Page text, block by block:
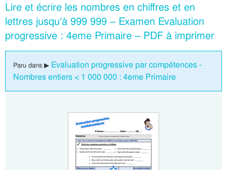
Lire et écrire les nombres en chiffres et en
lettres jusqu’à 999 999 – Examen Evaluation
progressive : 4eme Primaire – PDF à imprimer
Paru dans ▶ Evaluation progressive par compétences -
Nombres entiers < 1 000 000 : 4eme Primaire